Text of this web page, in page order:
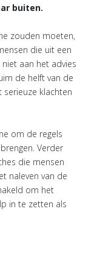
buiten.
zouden moeten,
die uit een
aan het advies
de helft van de
klachten
om de regels
Verder
die mensen
naleven van de
om het
in te zetten als